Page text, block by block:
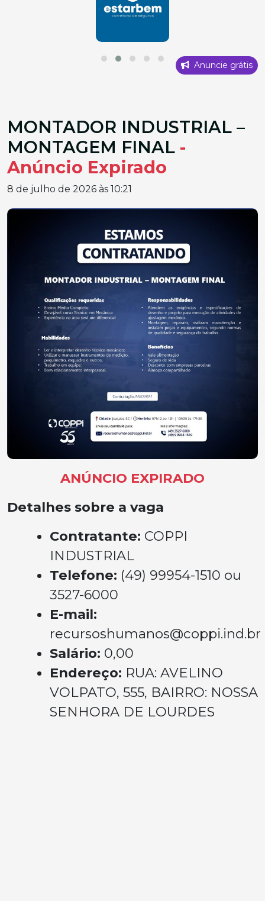
Anuncie grátis
MONTADOR INDUSTRIAL –
MONTAGEM FINAL -
Anúncio Expirado
8 de julho de 2026 às 10:21
ANÚNCIO EXPIRADO
Detalhes sobre a vaga
Contratante: COPPI
INDUSTRIAL
Telefone: (49) 99954-1510 ou
3527-6000
E-mail:
recursoshumanos@coppi.ind.br
Salário: 0,00
Endereço: RUA: AVELINO
VOLPATO, 555, BAIRRO: NOSSA
SENHORA DE LOURDES